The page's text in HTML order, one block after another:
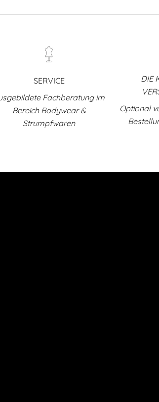
SERVICE
Fachberatung im
Bereich Bodywear &
Strumpfwaren
DIE
Optional